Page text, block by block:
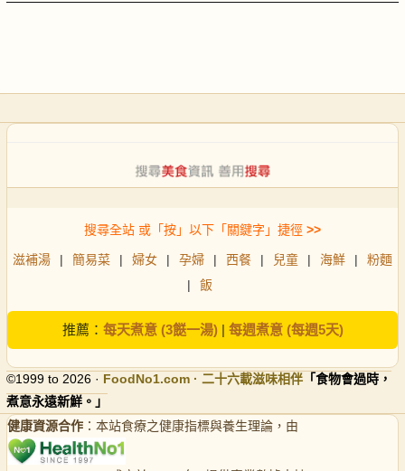
搜尋全站 或「按」以下「關鍵字」捷徑 >>
滋補湯 | 簡易菜 | 婦女 | 孕婦 | 西餐 | 兒童 | 海鮮 |
粉麵
|
飯
推薦： 每天煮意 (3餸一湯)| 每週煮意 (每週5天)
©1999 to 2026 · FoodNo1.com · 二十六載滋味相伴 「食物會過時，
煮意永遠新鮮。」
健康資源合作 ：本站食療之健康指標與養生理論，由